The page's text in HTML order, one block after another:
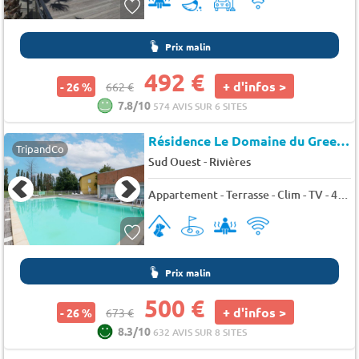
Prix malin
- 26 % 662 € 492 € + d'infos >
7.8/10 574 AVIS SUR 6 SITES
TripandCo Résidence Le Domaine du Green*
Sud Ouest- Rivières
Appartement - Terrasse - Clim - TV - 4 pers. - 33m2 - Animaux admis
Prix malin
- 26 % 673 € 500 € + d'infos >
8.3/10632 AVIS SUR 8 SITES